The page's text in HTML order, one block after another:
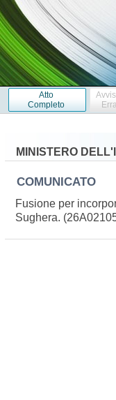
Atto
Completo
MINISTERO
COMUNICATO
Fusione per
Sughera.